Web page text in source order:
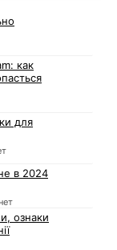
как
для
в 2024
ознаки